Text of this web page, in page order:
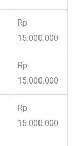
Rp
15.000.000
Rp
15.000.000
Rp
15.000.000